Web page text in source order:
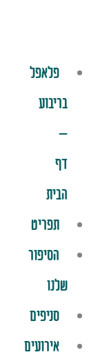
פלאפל
בריבוע
–
דף
הבית
תפריט
הסיפור
שלנו
סניפים
אירועים